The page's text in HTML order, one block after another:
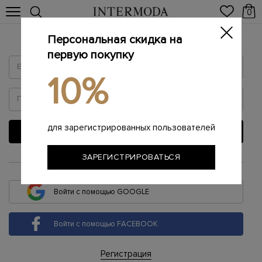
0
Войти
ВОЙТИ
или
Войти с помощью GOOGLE
Войти с помощью FACEBOOK
Регистрация
Персональная скидка на
первую покупку
10%
для зарегистрированных пользователей
ЗАРЕГИСТРИРОВАТЬСЯ